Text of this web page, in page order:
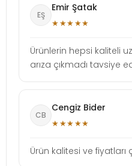
EŞ
Emir Şatak
★★★★★
Ürünlerin hepsi kaliteli
arıza çıkmadı tavsiye
CB
Cengiz Bider
★★★★★
Ürün kalitesi ve fiyatları